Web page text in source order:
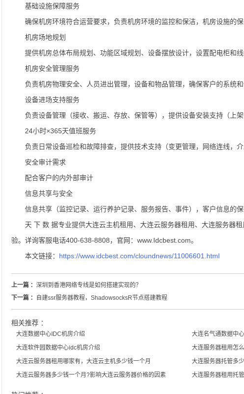
基础设施保障服务
确保机房环境符合运营要求，负责机房环境的监控和保洁，机房设施的
机房场地规划
提供机房总体布局规划、功能区域规划、设备摆放设计，设置配电柜和
机房安全管理服务
负责机房物理安全、人员进出管理，设备和物品管理，确保客户的系统
设备进场支持服务
负责设备管理（接收、搬运、存放、保管等），提供设备安装支持（上
24小时×365天值班服务
负责日常设备巡检和故障排查，提供技术支持（变更管理，网络连线，介
安全审计需求
配合客户的内外部审计
信息共享与安全
信息共享（监控记录、运行养护记录、服务报告、事件），客户信息的
天 下 数 据专业提供大连云主机租用、大连云服务器租用、大连服务器
验。详询客服电话400-638-8808，官网：www.Idcbest.com。
本文链接： https://www.idcbest.com/cloundnews/11006601.html
上一篇 ： 深圳到香港网络专线是如何搭建实现的？
下一篇 ：
自建ssr服务器教程，ShadowsocksR节点搭建教程
相关推荐 ：
大连数据中心IDC机房介绍
大连名气通数据中
大连软件园数据中心idc机房介绍
大连服务器租用怎
大连云服务器租用哪家有，大连云主机多少钱一个月
大连服务器托管多
大连云服务器多少钱一个月?影响大连云服务器价格的因素
大连服务器租用托